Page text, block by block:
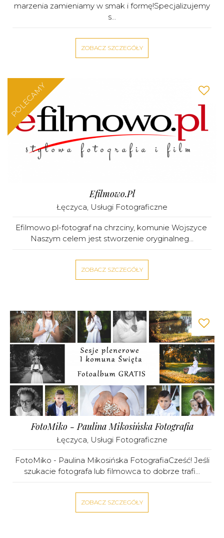
marzenia zamieniamy w smak i formę!Specjalizujemy
s...
ZOBACZ SZCZEGÓŁY
POLECAMY
Efilmowo.pl
Łęczyca, Usługi Fotograficzne
Efilmowo.pl-fotograf na chrzciny, komunie Wojszyce
Naszym celem jest stworzenie oryginalneg...
ZOBACZ SZCZEGÓŁY
FotoMiko - Paulina Mikosińska Fotografia
Łęczyca, Usługi Fotograficzne
FotoMiko - Paulina Mikosińska FotografiaCześć! Jeśli
szukacie fotografa lub filmowca to dobrze trafi...
ZOBACZ SZCZEGÓŁY